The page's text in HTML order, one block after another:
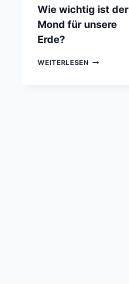
Wie wichtig ist der
Mond für unsere
Erde?
WEITERLESEN WIE